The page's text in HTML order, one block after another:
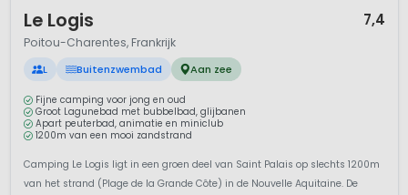
Le Logis 7,4
Poitou-Charentes, Frankrijk
L Buitenzwembad Aan zee
Fijne camping voor jong en oud
Groot Lagunebad met bubbelbad, glijbanen
Apart peuterbad, animatie en miniclub
1200m van een mooi zandstrand
Camping Le Logis ligt in een groen deel van Saint Palais op slechts 1200m
van het strand (Plage de la Grande Côte) in de Nouvelle Aquitaine. De